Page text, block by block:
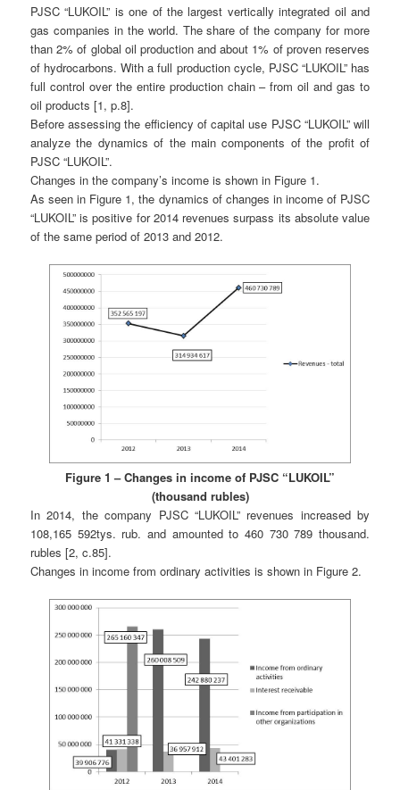
PJSC “LUKOIL” is one of the largest vertically integrated oil and
gas companies in the world. The share of the company for more
than 2% of global oil production and about 1% of proven reserves
of hydrocarbons. With a full production cycle, PJSC “LUKOIL” has
full control over the entire production chain – from oil and gas to
oil products [1, p.8].
Before assessing the efficiency of capital use PJSC “LUKOIL” will
analyze the dynamics of the main components of the profit of
PJSC “LUKOIL”.
Changes in the company’s income is shown in Figure 1.
As seen in Figure 1, the dynamics of changes in income of PJSC
“LUKOIL” is positive for 2014 revenues surpass its absolute value
of the same period of 2013 and 2012.
Figure 1 – Changes in income of PJSC “LUKOIL”
(thousand rubles)
In 2014, the company PJSC “LUKOIL” revenues increased by
108,165 592tys. rub. and amounted to 460 730 789 thousand.
rubles [2, c.85].
Changes in income from ordinary activities is shown in Figure 2.